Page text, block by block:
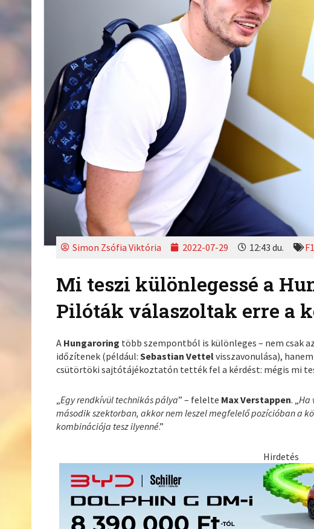
Simon Zsófia Viktória 2022-07-29 12:43 du. F1
Mi teszi különlegessé a
Pilóták válaszoltak erre a
A Hungaroring több szempontból is különleges – nem csak
időzítenek (például:Sebastian Vettelvisszavonulása),
csütörtöki sajtótájékoztatón tették fel a kérdést: mégis mi
„Egy rendkívül technikás pálya” – felelte Max Verstappen. „Ha
második szektorban, akkor nem leszel megfelelő pozícióban a
kombinációja tesz ilyenné.”
Hirdetés